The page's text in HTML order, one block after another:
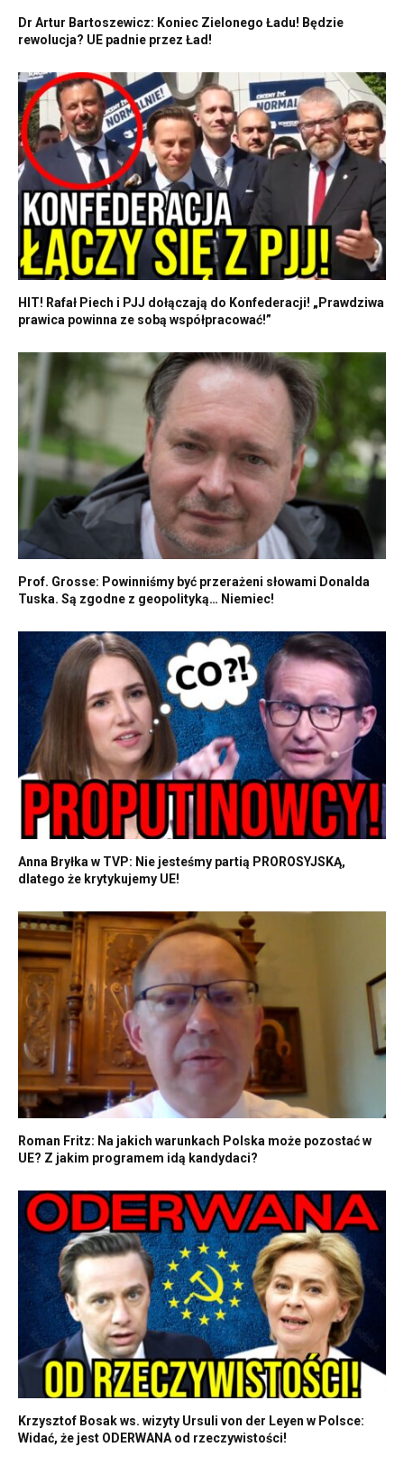
Dr Artur Bartoszewicz: Koniec Zielonego Ładu! Będzie
rewolucja? UE padnie przez Ład!
HIT! Rafał Piech i PJJ dołączają do Konfederacji! „Prawdziwa
prawica powinna ze sobą współpracować!”
Prof. Grosse: Powinniśmy być przerażeni słowami Donalda
Tuska. Są zgodne z geopolityką… Niemiec!
Anna Bryłka w TVP: Nie jesteśmy partią PROROSYJSKĄ,
dlatego że krytykujemy UE!
Roman Fritz: Na jakich warunkach Polska może pozostać w
UE? Z jakim programem idą kandydaci?
Krzysztof Bosak ws. wizyty Ursuli von der Leyen w Polsce:
Widać, że jest ODERWANA od rzeczywistości!